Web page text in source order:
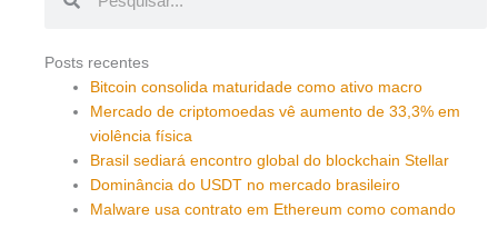
Posts recentes
Bitcoin consolida maturidade como ativo macro
Mercado de criptomoedas vê aumento de 33,3% em
violência física
Brasil sediará encontro global do blockchain Stellar
Dominância do USDT no mercado brasileiro
Malware usa contrato em Ethereum como comando